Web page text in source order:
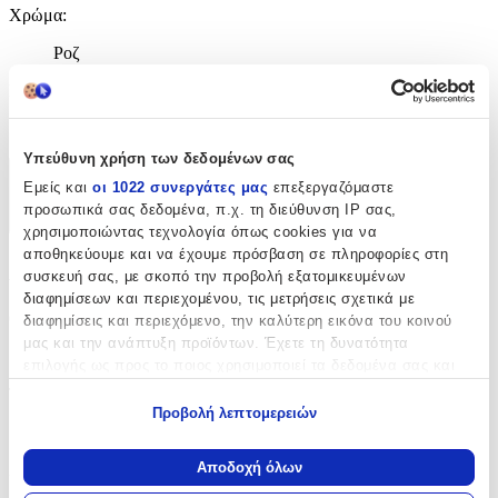
Υπεύθυνη χρήση των δεδομένων σας
Εμείς και οι 1022 συνεργάτες μας επεξεργαζόμαστε
προσωπικά σας δεδομένα, π.χ. τη διεύθυνση IP σας,
χρησιμοποιώντας τεχνολογία όπως cookies για να
αποθηκεύουμε και να έχουμε πρόσβαση σε πληροφορίες στη
συσκευή σας, με σκοπό την προβολή εξατομικευμένων
διαφημίσεων και περιεχομένου, τις μετρήσεις σχετικά με
διαφημίσεις και περιεχόμενο, την καλύτερη εικόνα του κοινού
μας και την ανάπτυξη προϊόντων. Έχετε τη δυνατότητα
Να συλλέξουμε πληροφορίες σχετικά με τη γεωγραφική
σας τοποθεσία, οι οποίες μπορεί να είναι ακριβείς σε
Προβολή λεπτομερειών
Αποδοχή όλων
Χρώμα:
Ροζ
Κατασκευαστής
Χαρακτηριστικά
Χαρακτηριστικά
Θέμα:
Καρδιά